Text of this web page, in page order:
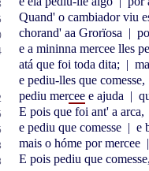
Quand' o cambiador viu
chorand' aa Grorïosa |
e a mininna mercee lles
atá que foi toda dita; |
e pediu-lles que comesse,
pediu mercee e ajuda |
E pois que foi ant' a arca,
e pediu que comesse | e
mais o hóme por mercee |
E pois pediu que